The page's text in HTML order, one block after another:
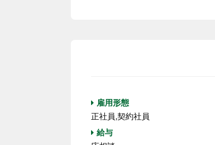
雇用形態
正社員,契約社員
給与